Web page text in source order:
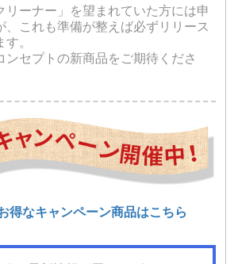
リーナー」を望まれていた方には申
、これも準備が整えば必ずリリース
。
ンセプトの新商品をご期待くださ
得なキャンペーン商品はこちら